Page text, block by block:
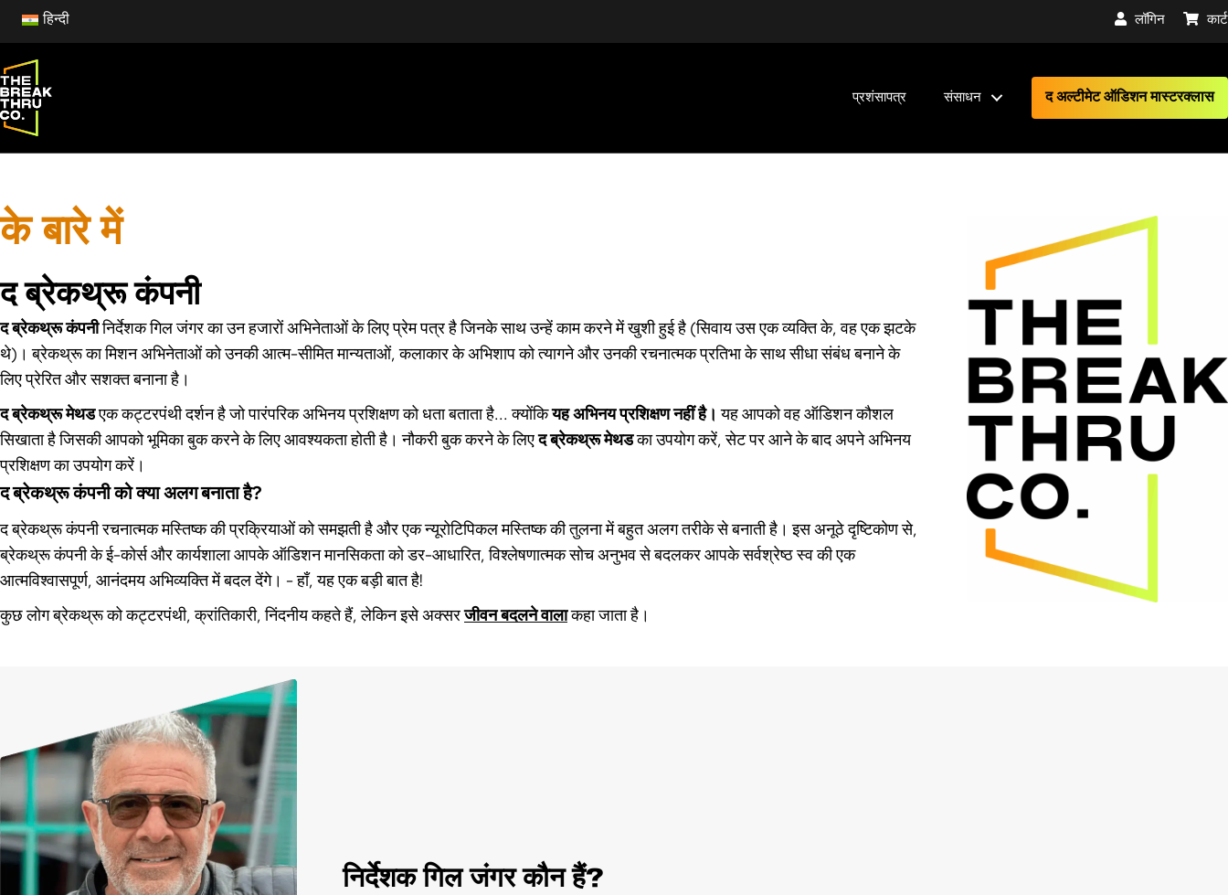
हिन्दी कार्ट
लॉगिन
प्रशंसापत्र संसाधन द अल्टीमेट ऑडिशन मास्टरक्लास
के बारे में
द ब्रेकथ्रू कंपनी
द ब्रेकथ्रू कंपनीनिर्देशक गिल जंगर का उन हजारों अभिनेताओं के लिए प्रेम पत्र है जिनके साथ उन्हें काम करने में खुशी हुई है (सिवाय उस एक व्यक्ति के, वह एक झटके
थे)। ब्रेकथ्रू का मिशन अभिनेताओं को उनकी आत्म-सीमित मान्यताओं, कलाकार के अभिशाप को त्यागने और उनकी रचनात्मक प्रतिभा के साथ सीधा संबंध बनाने के
लिए प्रेरित और सशक्त बनाना है।
द ब्रेकथ्रू मेथडएक कट्टरपंथी दर्शन है जो पारंपरिक अभिनय प्रशिक्षण को धता बताता है... क्योंकियह अभिनय प्रशिक्षण नहीं है। यह आपको वह ऑडिशन कौशल
सिखाता है जिसकी आपको भूमिका बुक करने के लिए आवश्यकता होती है। नौकरी बुक करने के लिएद ब्रेकथ्रू मेथडका उपयोग करें, सेट पर आने के बाद अपने अभिनय
प्रशिक्षण का उपयोग करें।
द ब्रेकथ्रू कंपनी को क्या अलग बनाता है?
द ब्रेकथ्रू कंपनी रचनात्मक मस्तिष्क की प्रक्रियाओं को समझती है और एक न्यूरोटिपिकल मस्तिष्क की तुलना में बहुत अलग तरीके से बनाती है। इस अनूठे दृष्टिकोण से,
ब्रेकथ्रू कंपनी के ई-कोर्स और कार्यशाला आपके ऑडिशन मानसिकता को डर-आधारित, विश्लेषणात्मक सोच अनुभव से बदलकर आपके सर्वश्रेष्ठ स्व की एक
आत्मविश्वासपूर्ण, आनंदमय अभिव्यक्ति में बदल देंगे। - हाँ, यह एक बड़ी बात है!
कुछ लोग ब्रेकथ्रू को कट्टरपंथी, क्रांतिकारी, निंदनीय कहते हैं, लेकिन इसे अक्सरजीवन बदलने वालाकहा जाता है।
निर्देशक गिल जंगर कौन हैं?